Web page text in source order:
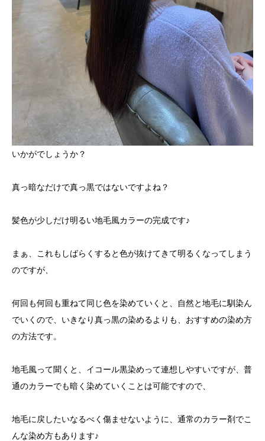
いかがでしょうか？
真っ暗なだけで真っ黒ではないですよね？
髪色が少しだけ明るい地毛風カラーの完成です♪
まぁ、これもしばらくすると色が抜けてきて明るくなってしまう
のですが、
何回も何回も重ねて同じ色を染めていくと、自然と地毛に馴染ん
でいくので、いきなり真っ黒の染めるよりも、おすすめの染め方
の方法です。
地毛風って聞くと、イコール黒染めって連想しやすいですが、普
通のカラーでも暗く染めていくことは可能ですので、
地毛に戻したいなるべく傷ませないように、通常のカラー剤でこ
んな染め方もあります♪